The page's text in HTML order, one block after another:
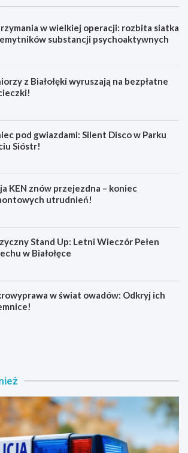
w wielkiej operacji: rozbita siatka
substancji psychoaktywnych
z Białołęki wyruszają na bezpłatne
pod gwiazdami: Silent Disco w Parku
Sióstr!
KEN znów przejezdna – koniec
utrudnień!
Stand Up: Letni Wieczór Pełen
w Białołęce
w świat owadów: Odkryj ich